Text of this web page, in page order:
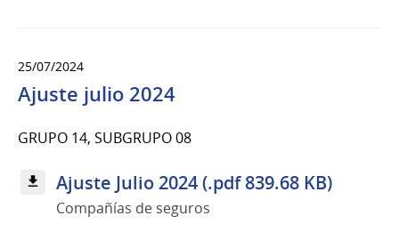
25/07/2024
Ajuste julio 2024
GRUPO 14, SUBGRUPO 08
Ajuste Julio 2024 (.pdf 839.68 KB)
Compañías de seguros